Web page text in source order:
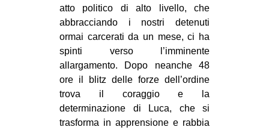
MANIFESTI
RECENSIONI
INTERNAZIONALE
AFRICA
atto politico di alto livello, che
abbracciando i nostri detenuti
ormai carcerati da un mese, ci ha
spinti verso l’imminente
allargamento. Dopo neanche 48
ore il blitz delle forze dell’ordine
trova il coraggio e la
determinazione di Luca, che si
trasforma in apprensione e rabbia